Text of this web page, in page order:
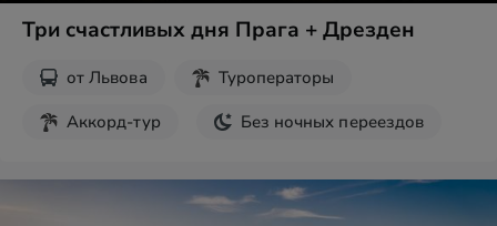
Три счастливых дня Прага + Дрезден
от Львова
Туроператоры
Аккорд-тур
Без ночных переездов